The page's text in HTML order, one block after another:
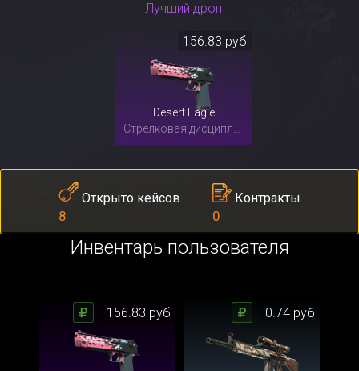
Лучший дроп
Desert Eagle
156.83 руб
Открыто кейсов
8
Контракты
0
Инвентарь пользователя
156.83 руб 0.74 руб